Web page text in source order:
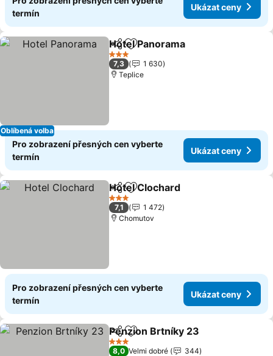
termín
Ukázat ceny
Oblíbená volba
SdíletPřidat na seznam oblíbených
Hotel Panorama
3 Počet hvězdiček
7,3
1 630
Teplice
Pro zobrazení přesných cen vyberte
termín
Ukázat ceny
SdíletPřidat na seznam oblíbených
Hotel Clochard
3 Počet hvězdiček
7,1
1 472
Chomutov
Pro zobrazení přesných cen vyberte
termín
Ukázat ceny
SdíletPřidat na seznam oblíbených
Penzion Brtníky 23
3 Počet hvězdiček
8,0 Velmi dobré
344